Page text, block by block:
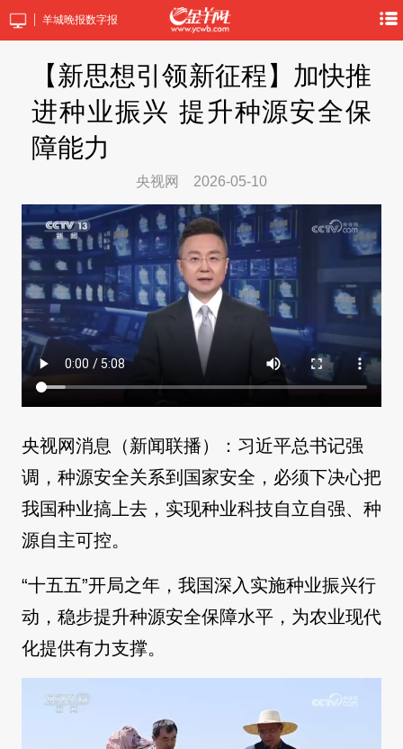
羊城晚报数字报
【新思想引领新征程】加快推
进种业振兴 提升种源安全保
障能力
央视网 2026-05-10
央视网消息（新闻联播）：习近平总书记强
调，种源安全关系到国家安全，必须下决心把
我国种业搞上去，实现种业科技自立自强、种
源自主可控。
“十五五”开局之年，我国深入实施种业振兴行
动，稳步提升种源安全保障水平，为农业现代
化提供有力支撑。